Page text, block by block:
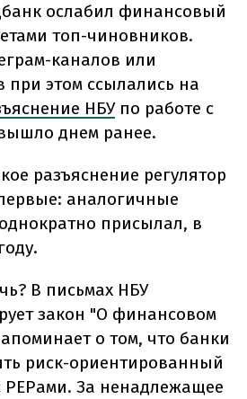
ослабил финансовый
топ-чиновников.
каналов или
при этом ссылались на
НБУ по работе с
днем ранее.
разъяснение регулятор
аналогичные
присылал, в
В письмах НБУ
закон "О финансовом
о том, что банки
риск-ориентированный
PEPами. За ненадлежащее